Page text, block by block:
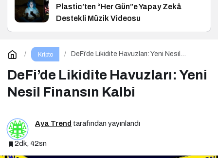
Plastic’ten “Her Gün”e Yapay Zekâ
Destekli Müzik Videosu
Kripto
DeFi’de Likidite Havuzları: Yeni Nesil
DeFi’de Likidite Havuzları: Yeni
Nesil Finansın Kalbi
Aya Trend tarafından yayınlandı
2dk, 42sn